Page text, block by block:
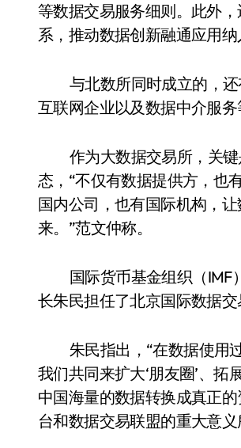
等数据交易服务细则。此外
系，推动数据创新融通应用纳
与北数所同时成立的，
互联网企业以及数据中介服
作为大数据交易所，关
态，“不仅有数据提供方，也
国内公司，也有国际机构，
来。”范文仲称。
国际货币基金组织（
长朱民担任了北京国际数据交
朱民指出，“在数据使用
我们共同来扩大‘朋友圈’、
中国海量的数据转换成真正
台和数据交易联盟的重大意义